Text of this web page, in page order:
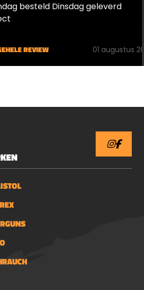
besteld Dinsdag geleverd
REVIEW 01 augustus